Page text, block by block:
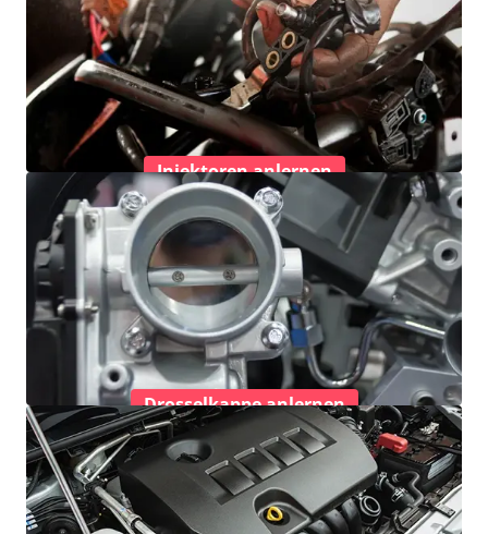
Injektoren anlernen
Drosselkappe anlernen